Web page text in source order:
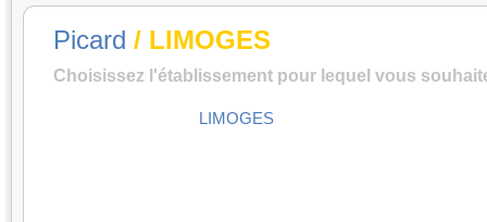
Picard / LIMOGES
Choisissez l'établissement pour lequel vous
LIMOGES